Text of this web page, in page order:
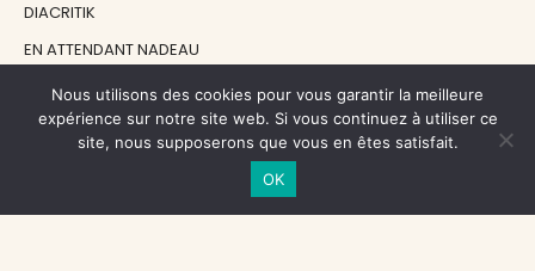
DIACRITIK
EN ATTENDANT NADEAU
NOS SOUTIENS
Nous utilisons des cookies pour vous garantir la meilleure
expérience sur notre site web. Si vous continuez à utiliser ce
site, nous supposerons que vous en êtes satisfait.
OK